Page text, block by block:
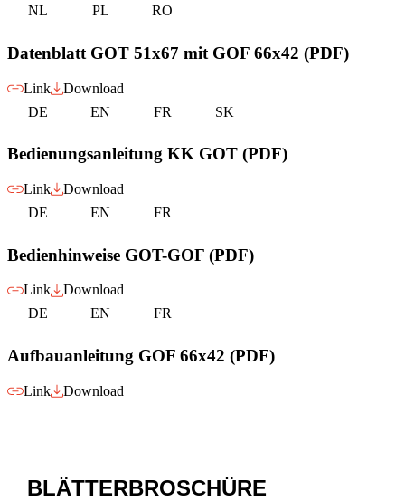
NL
PL RO
Datenblatt GOT 51x67 mit GOF 66x42 (PDF)
Link
Download
DE
EN FR SK
Bedienungsanleitung KK GOT (PDF)
Link
Download
DE
EN FR
Bedienhinweise GOT-GOF (PDF)
Link
Download
DE
EN FR
Aufbauanleitung GOF 66x42 (PDF)
Link Download
BLÄTTERBROSCHÜRE